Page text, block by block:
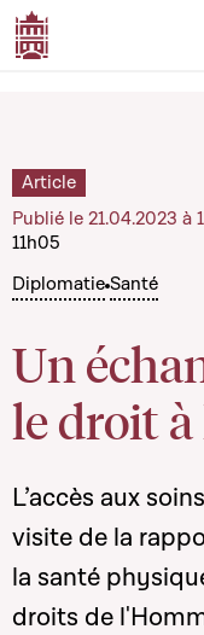
Diplomatie Santé
Un
le droit
Article
Publié le 21.04.2023 à
11h05
L’accès aux
visite de la
la santé
droits de